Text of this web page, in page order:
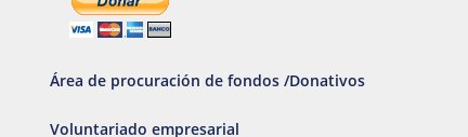
Área de procuración de fondos /Donativos
Voluntariado empresarial